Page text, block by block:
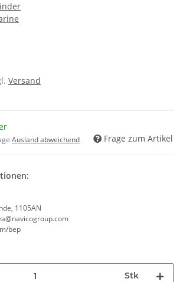
Versand
Ausland abweichend Frage zum Artikel
1105AN
bep
Stk